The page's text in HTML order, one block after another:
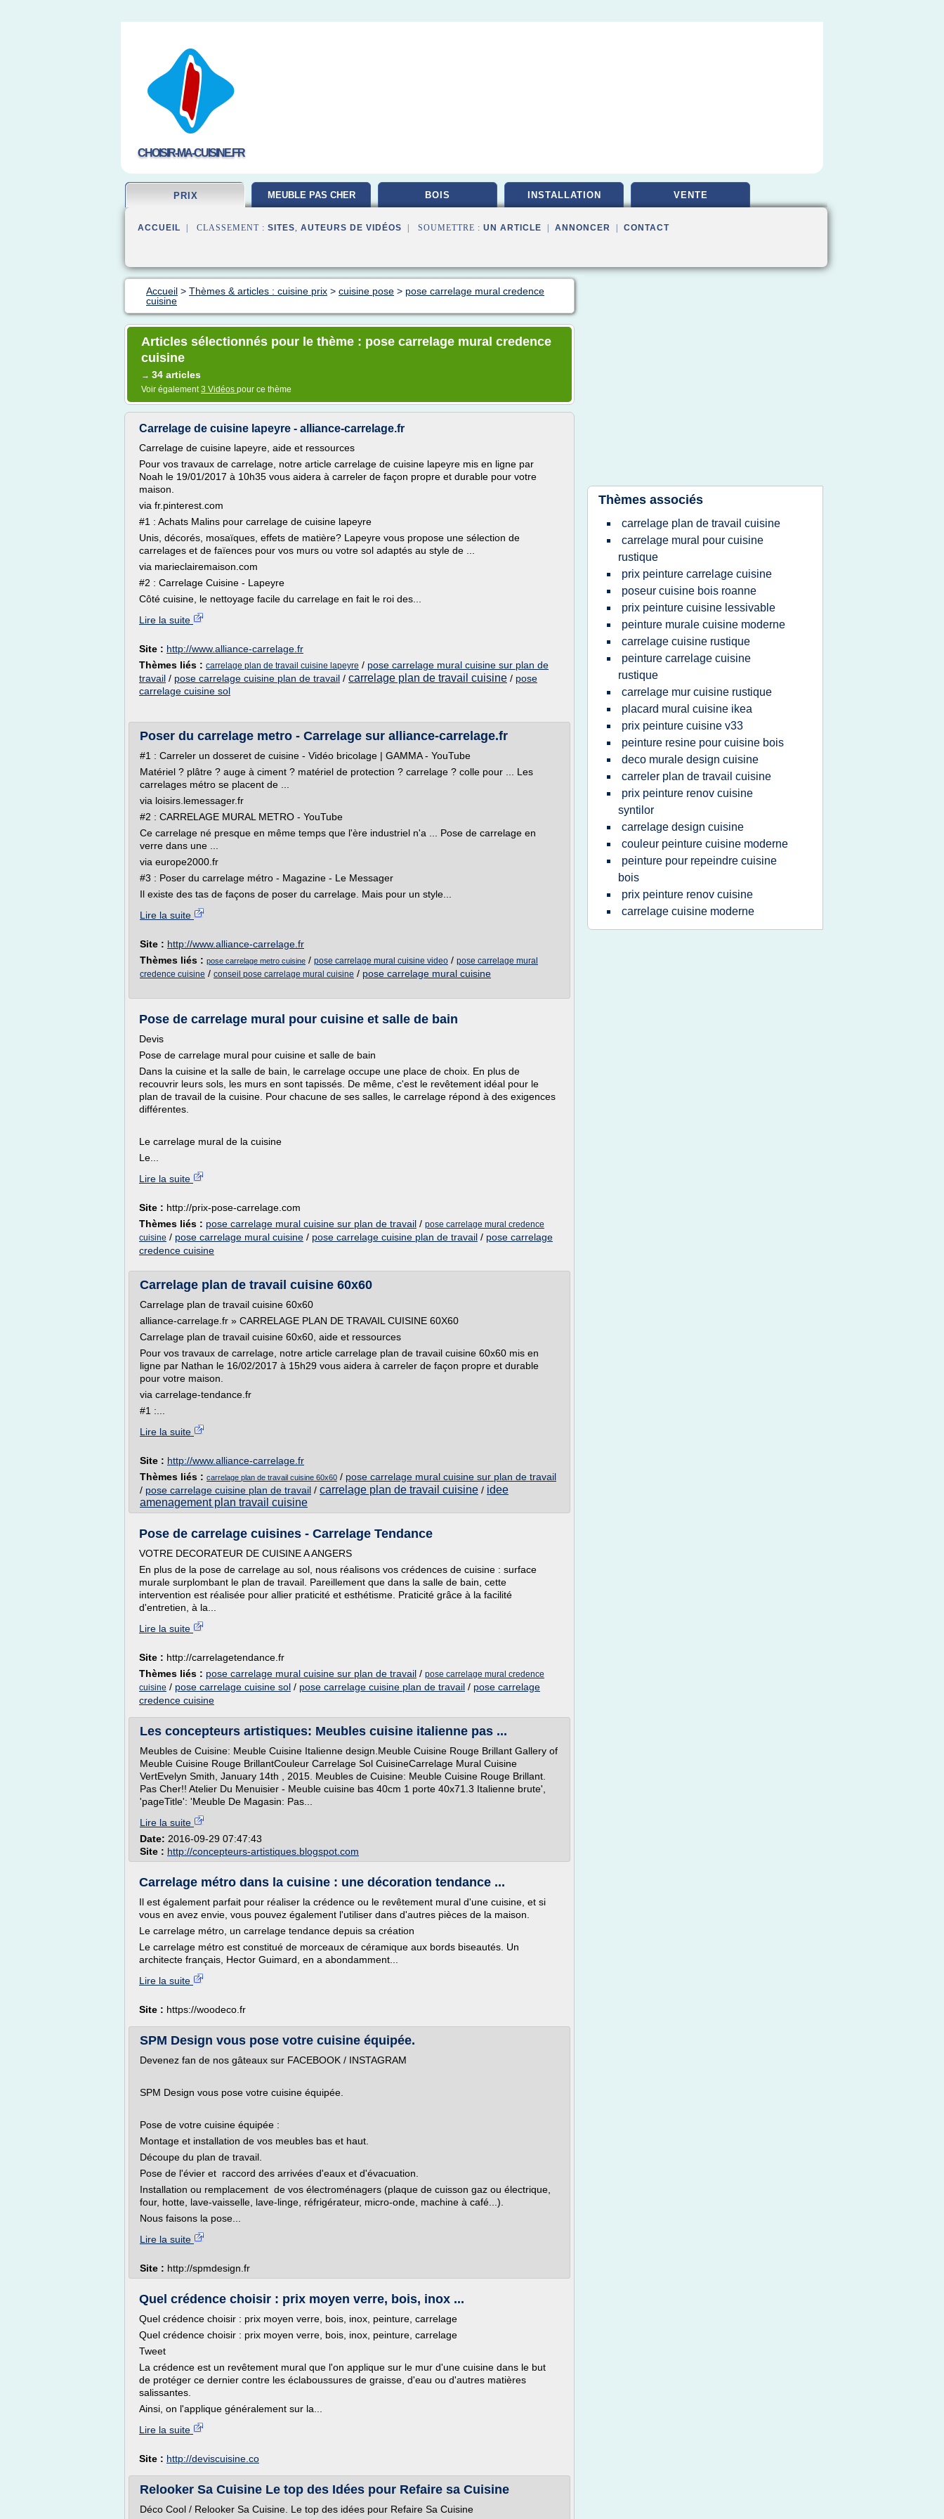
CHOISIR-MA-CUISINE.FR
PRIX MEUBLE PAS CHER BOIS INSTALLATION VENTE
ACCUEIL | CLASSEMENT : SITES, AUTEURS DE VIDÉOS | SOUMETTRE : UN ARTICLE ANNONCER CONTACT
Accueil > Thèmes & articles : cuisine prix > cuisine pose > pose carrelage mural credence
cuisine
Articles sélectionnés pour le thème : pose carrelage mural credence
cuisine
→ 34 articles
Voir également3 Vidéos pour ce thème
Carrelage de cuisine lapeyre - alliance-carrelage.fr
Carrelage de cuisine lapeyre, aide et ressources
Pour vos travaux de carrelage, notre article carrelage de cuisine lapeyre mis en ligne par
Noah le 19/01/2017 à 10h35 vous aidera à carreler de façon propre et durable pour votre
maison.
via fr.pinterest.com
#1 : Achats Malins pour carrelage de cuisine lapeyre
Unis, décorés, mosaïques, effets de matière? Lapeyre vous propose une sélection de
carrelages et de faïences pour vos murs ou votre sol adaptés au style de ...
via marieclairemaison.com
#2 : Carrelage Cuisine - Lapeyre
Côté cuisine, le nettoyage facile du carrelage en fait le roi des...
Lire la suite
Site : http://www.alliance-carrelage.fr
Thèmes liés : carrelage plan de travail cuisine lapeyre / pose carrelage mural cuisine sur plan de
travail / pose carrelage cuisine plan de travail / carrelage plan de travail cuisine / pose
carrelage cuisine sol
Poser du carrelage metro - Carrelage sur alliance-carrelage.fr
#1 : Carreler un dosseret de cuisine - Vidéo bricolage | GAMMA - YouTube
Matériel ? plâtre ? auge à ciment ? matériel de protection ? carrelage ? colle pour ... Les
carrelages métro se placent de ...
via loisirs.lemessager.fr
#2 : CARRELAGE MURAL METRO - YouTube
Ce carrelage né presque en même temps que l'ère industriel n'a ... Pose de carrelage en
verre dans une ...
via europe2000.fr
#3 : Poser du carrelage métro - Magazine - Le Messager
Il existe des tas de façons de poser du carrelage. Mais pour un style...
Lire la suite
Site : http://www.alliance-carrelage.fr
Thèmes liés : pose carrelage metro cuisine / pose carrelage mural cuisine video / pose carrelage mural
credence cuisine / conseil pose carrelage mural cuisine / pose carrelage mural cuisine
Pose de carrelage mural pour cuisine et salle de bain
Devis
Pose de carrelage mural pour cuisine et salle de bain
Dans la cuisine et la salle de bain, le carrelage occupe une place de choix. En plus de
recouvrir leurs sols, les murs en sont tapissés. De même, c'est le revêtement idéal pour le
plan de travail de la cuisine. Pour chacune de ses salles, le carrelage répond à des exigences
différentes.
Le carrelage mural de la cuisine
Le...
Lire la suite
Site : http://prix-pose-carrelage.com
Thèmes liés : pose carrelage mural cuisine sur plan de travail / pose carrelage mural credence
cuisine / pose carrelage mural cuisine / pose carrelage cuisine plan de travail / pose carrelage
credence cuisine
Carrelage plan de travail cuisine 60x60
Carrelage plan de travail cuisine 60x60
alliance-carrelage.fr » CARRELAGE PLAN DE TRAVAIL CUISINE 60X60
Carrelage plan de travail cuisine 60x60, aide et ressources
Pour vos travaux de carrelage, notre article carrelage plan de travail cuisine 60x60 mis en
ligne par Nathan le 16/02/2017 à 15h29 vous aidera à carreler de façon propre et durable
pour votre maison.
via carrelage-tendance.fr
#1 :...
Lire la suite
Site : http://www.alliance-carrelage.fr
Thèmes liés : carrelage plan de travail cuisine 60x60 / pose carrelage mural cuisine sur plan de travail
/ pose carrelage cuisine plan de travail / carrelage plan de travail cuisine / idee
amenagement plan travail cuisine
Pose de carrelage cuisines - Carrelage Tendance
VOTRE DECORATEUR DE CUISINE A ANGERS
En plus de la pose de carrelage au sol, nous réalisons vos crédences de cuisine : surface
murale surplombant le plan de travail. Pareillement que dans la salle de bain, cette
intervention est réalisée pour allier praticité et esthétisme. Praticité grâce à la facilité
d'entretien, à la...
Lire la suite
Site : http://carrelagetendance.fr
Thèmes liés : pose carrelage mural cuisine sur plan de travail / pose carrelage mural credence
cuisine / pose carrelage cuisine sol / pose carrelage cuisine plan de travail / pose carrelage
credence cuisine
Les concepteurs artistiques: Meubles cuisine italienne pas ...
Meubles de Cuisine: Meuble Cuisine Italienne design.Meuble Cuisine Rouge Brillant Gallery of
Meuble Cuisine Rouge BrillantCouleur Carrelage Sol CuisineCarrelage Mural Cuisine
VertEvelyn Smith, January 14th , 2015. Meubles de Cuisine: Meuble Cuisine Rouge Brillant.
Pas Cher!! Atelier Du Menuisier - Meuble cuisine bas 40cm 1 porte 40x71.3 Italienne brute',
'pageTitle': 'Meuble De Magasin: Pas...
Lire la suite
Date: 2016-09-29 07:47:43
Site : http://concepteurs-artistiques.blogspot.com
Carrelage métro dans la cuisine : une décoration tendance ...
Il est également parfait pour réaliser la crédence ou le revêtement mural d'une cuisine, et si
vous en avez envie, vous pouvez également l'utiliser dans d'autres pièces de la maison.
Le carrelage métro, un carrelage tendance depuis sa création
Le carrelage métro est constitué de morceaux de céramique aux bords biseautés. Un
architecte français, Hector Guimard, en a abondamment...
Lire la suite
Site : https://woodeco.fr
SPM Design vous pose votre cuisine équipée.
Devenez fan de nos gâteaux sur FACEBOOK / INSTAGRAM
SPM Design vous pose votre cuisine équipée.
Pose de votre cuisine équipée :
Montage et installation de vos meubles bas et haut.
Découpe du plan de travail.
Pose de l'évier et raccord des arrivées d'eaux et d'évacuation.
Installation ou remplacement de vos électroménagers (plaque de cuisson gaz ou électrique,
four, hotte, lave-vaisselle, lave-linge, réfrigérateur, micro-onde, machine à café...).
Nous faisons la pose...
Lire la suite
Site : http://spmdesign.fr
Quel crédence choisir : prix moyen verre, bois, inox ...
Quel crédence choisir : prix moyen verre, bois, inox, peinture, carrelage
Quel crédence choisir : prix moyen verre, bois, inox, peinture, carrelage
Tweet
La crédence est un revêtement mural que l'on applique sur le mur d'une cuisine dans le but
de protéger ce dernier contre les éclaboussures de graisse, d'eau ou d'autres matières
salissantes.
Ainsi, on l'applique généralement sur la...
Lire la suite
Site : http://deviscuisine.co
Relooker Sa Cuisine Le top des Idées pour Refaire sa Cuisine
Déco Cool / Relooker Sa Cuisine. Le top des idées pour Refaire Sa Cuisine
Thèmes associés
carrelage plan de travail cuisine
carrelage mural pour cuisine
rustique
prix peinture carrelage cuisine
poseur cuisine bois roanne
prix peinture cuisine lessivable
peinture murale cuisine moderne
carrelage cuisine rustique
peinture carrelage cuisine
rustique
carrelage mur cuisine rustique
placard mural cuisine ikea
prix peinture cuisine v33
peinture resine pour cuisine bois
deco murale design cuisine
carreler plan de travail cuisine
prix peinture renov cuisine
syntilor
carrelage design cuisine
couleur peinture cuisine moderne
peinture pour repeindre cuisine
bois
prix peinture renov cuisine
carrelage cuisine moderne